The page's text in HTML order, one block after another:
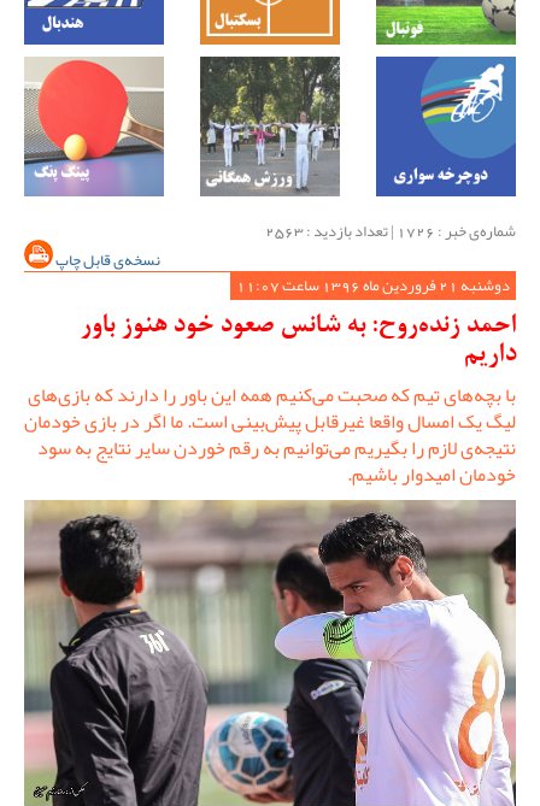
شماره‌ی خبر : ‌1726 | تعداد بازدید : 2563
نسخه‌ی قابل چاپ
دوشنبه 21 فروردین ماه 1396 ساعت 11:07
احمد زنده‌روح: به شانس صعود خود هنوز باور
داریم
با بچه‌های تیم که صحبت می‌کنیم همه این باور را دارند که بازی‌های
لیگ یک امسال واقعا غیرقابل پیش‌بینی است. ما اگر در بازی خودمان
نتیجه‌ی لازم را بگیریم می‌توانیم به رقم خوردن سایر نتایج به سود
خودمان امیدوار باشیم.